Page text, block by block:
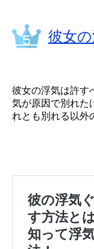
彼女
彼女の浮気は許す
気が原因で別れた
れとも別れる以外